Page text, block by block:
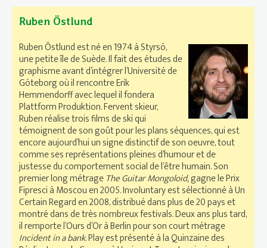
Ruben Östlund
Ruben Östlund est né en 1974 à Styrsö,
une petite île de Suède. Il fait des études de
graphisme avant d’intégrer l’Université de
Göteborg où il rencontre Erik
Hemmendorff avec lequel il fondera
Plattform Produktion. Fervent skieur,
Ruben réalise trois films de ski qui
témoignent de son goût pour les plans séquences, qui est
encore aujourd’hui un signe distinctif de son oeuvre, tout
comme ses représentations pleines d’humour et de
justesse du comportement social de l’être humain. Son
premier long métrageThe Guitar Mongoloid,gagne le Prix
Fipresci à Moscou en 2005. Involuntary est sélectionné à Un
Certain Regard en 2008, distribué dans plus de 20 pays et
montré dans de très nombreux festivals. Deux ans plus tard,
il remporte l’Ours d’Or à Berlin pour son court métrage
Incident in a bank. Play est présenté à la Quinzaine des